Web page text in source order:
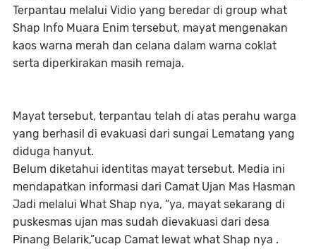
Terpantau melalui Vidio yang beredar di group what
Shap Info Muara Enim tersebut, mayat mengenakan
kaos warna merah dan celana dalam warna coklat
serta diperkirakan masih remaja.
Mayat tersebut, terpantau telah di atas perahu warga
yang berhasil di evakuasi dari sungai Lematang yang
diduga hanyut.
Belum diketahui identitas mayat tersebut. Media ini
mendapatkan informasi dari Camat Ujan Mas Hasman
Jadi melalui What Shap nya, “ya, mayat sekarang di
puskesmas ujan mas sudah dievakuasi dari desa
Pinang Belarik,”ucap Camat lewat what Shap nya .